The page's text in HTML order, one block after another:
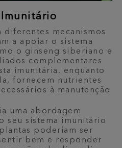
Imunitário
diferentes mecanismos
a apoiar o sistema
o ginseng siberiano e
complementares
imunitária, enquanto
fornecem nutrientes
à manutenção
uma abordagem
seu sistema imunitário
poderiam ser
bem e responder